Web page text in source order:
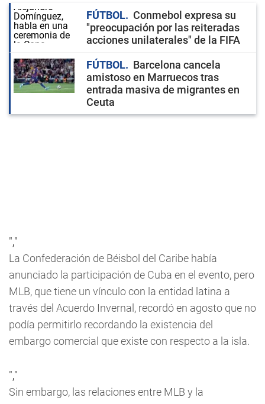
FÚTBOL
Conmebol expresa su
"preocupación por las reiteradas
acciones unilaterales" de la FIFA
FÚTBOL
Barcelona cancela
amistoso en Marruecos tras
entrada masiva de migrantes en
Ceuta
","
La Confederación de Béisbol del Caribe había
anunciado la participación de Cuba en el evento, pero
MLB, que tiene un vínculo con la entidad latina a
través del Acuerdo Invernal, recordó en agosto que no
podía permitirlo recordando la existencia del
embargo comercial que existe con respecto a la isla.
","
Sin embargo, las relaciones entre MLB y la